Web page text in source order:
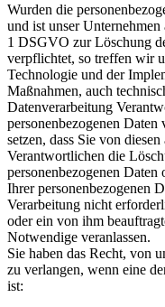
Wurden die
und ist unser
1 DSGVO zur Löschung
verpflichtet, so treffen wir
Technologie und der
Maßnahmen, auch
Datenverarbeitung
personenbezogenen
setzen, dass Sie von
Verantwortlichen die
personenbezogenen
Ihrer personenbezogenen
Verarbeitung nicht
oder ein von ihm
Notwendige veranlassen.
Sie haben das Recht, von
zu verlangen, wenn eine
ist: